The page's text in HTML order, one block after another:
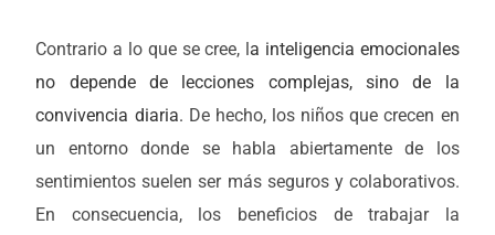
Contrario a lo que se cree, la inteligencia emocionales
no depende de lecciones complejas, sino de la
convivencia diaria. De hecho, los niños que crecen en
un entorno donde se habla abiertamente de los
sentimientos suelen ser más seguros y colaborativos.
En consecuencia, los beneficios de trabajar la